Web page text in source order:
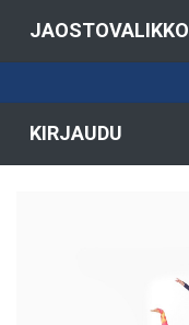
JAOSTOVALIKKO
KIRJAUDU